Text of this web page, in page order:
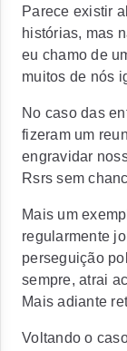
Parece existir
histórias, mas
eu chamo de
muitos de nós
No caso das
fizeram um
engravidar
Rsrs sem
Mais um
regularmente
perseguição
sempre, atrai
Mais adiante
Voltando o